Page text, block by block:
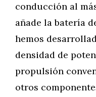
conducción al
añade la batería
hemos
densidad de
propulsión
otros